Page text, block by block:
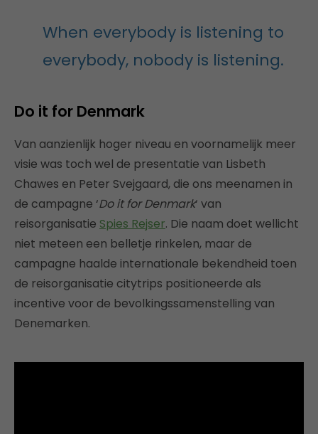
When everybody is listening to
everybody, nobody is listening.
Do it for Denmark
Van aanzienlijk hoger niveau en voornamelijk meer
visie was toch wel de presentatie van Lisbeth
Chawes en Peter Svejgaard, die ons meenamen in
de campagne ‘Do it for Denmark‘ van
reisorganisatie Spies Rejser. Die naam doet wellicht
niet meteen een belletje rinkelen, maar de
campagne haalde internationale bekendheid toen
de reisorganisatie citytrips positioneerde als
incentive voor de bevolkingssamenstelling van
Denemarken.